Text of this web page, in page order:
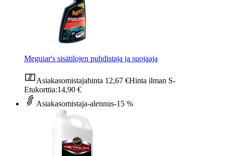
Meguiar's sisätilojen puhdistaja ja suojaaja
Asiakasomistajahinta 12,67 €Hinta ilman S-
Etukorttia:14,90 €
Asiakasomistaja-alennus-15 %